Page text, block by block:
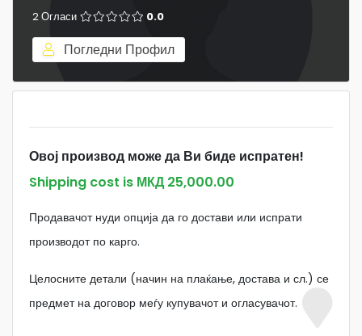
2 Огласи 0.0
Погледни Профил
Овој производ може да Ви биде испратен!
Shipping cost is МКД 25,000.00
Продавачот нуди опција да го достави или испрати
производот по карго.
Целосните детали (начин на плаќање, достава и сл.) се
предмет на договор меѓу купувачот и огласувачот.